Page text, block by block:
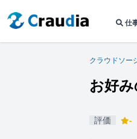
仕
クラウドソー
お好
評価 -